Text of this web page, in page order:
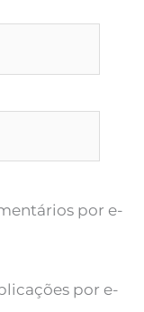
por e-
por e-